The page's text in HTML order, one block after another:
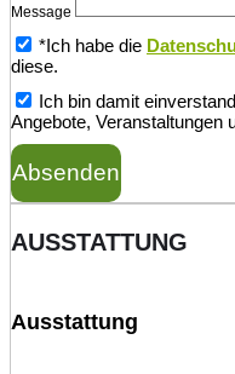
Message
*Ich habe die
diese.
Ich bin damit
Angebote, Veranstaltungen
Absenden
AUSSTATTUNG
Ausstattung